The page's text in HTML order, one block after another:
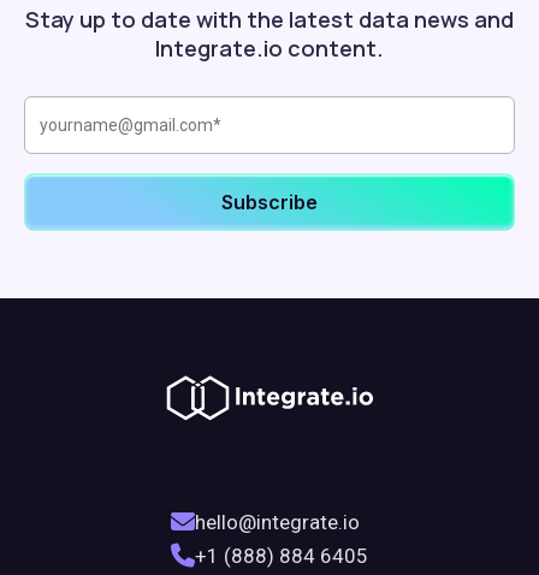
Stay up to date with the latest data news and
Integrate.io content.
hello@integrate.io
+1 (888) 884 6405